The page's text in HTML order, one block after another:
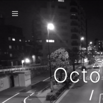
Home
Archives